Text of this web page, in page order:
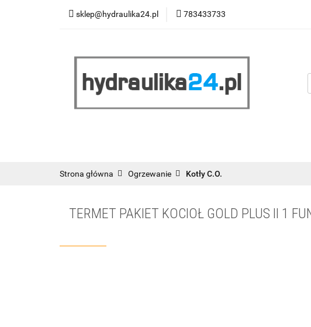
sklep@hydraulika24.pl 783433733
RATY/LEASING
Łazienka
Wyprzedaż WYCENA
Strona główna Ogrzewanie Kotły C.O.
TERMET PAKIET KOCIOŁ GOLD PLUS II 1